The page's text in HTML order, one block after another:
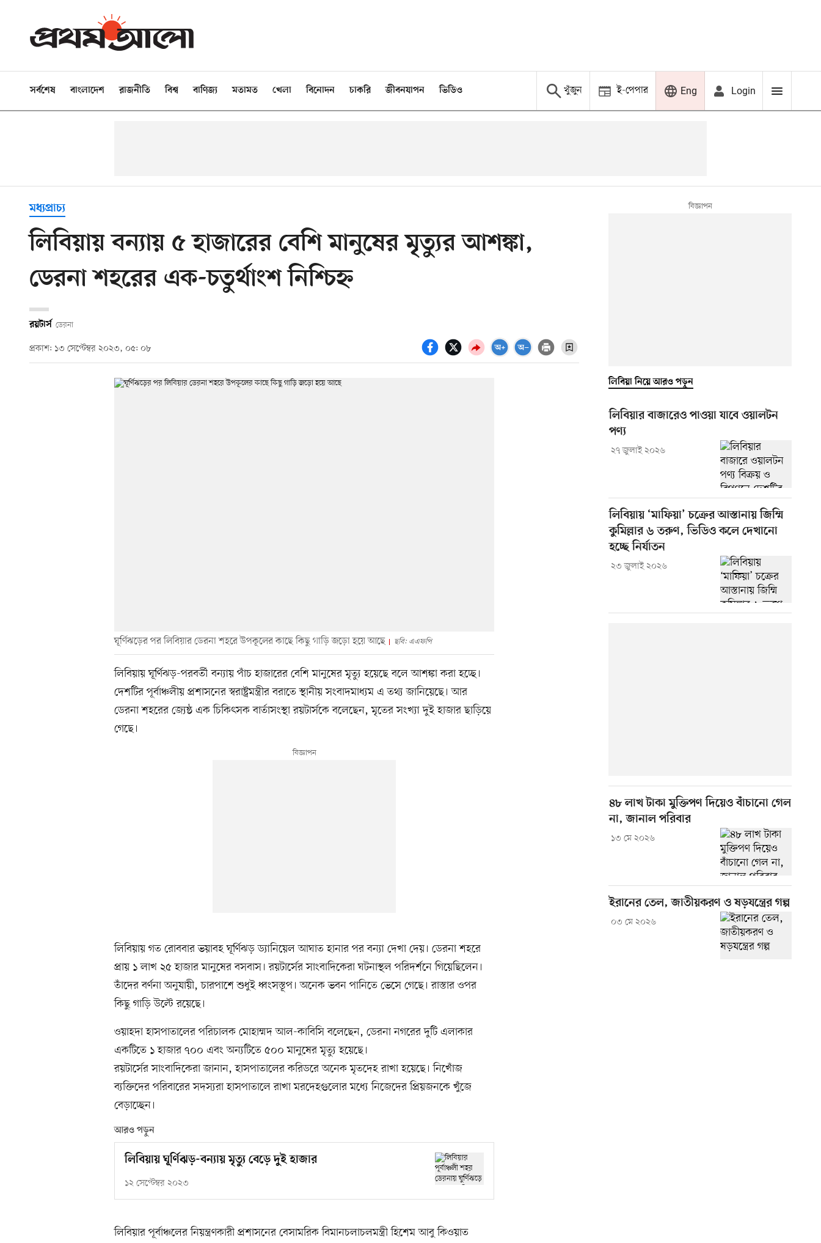
সর্বশেষ বাংলাদেশ রাজনীতি বিশ্ব বাণিজ্য মতামত খেলা বিনোদন চাকরি জীবনযাপন ভিডিও খুঁজুন ই-পেপার Eng Login
মধ্যপ্রাচ্য
লিবিয়ায় বন্যায় ৫ হাজারের বেশি মানুষের মৃত্যুর আশঙ্কা,
ডেরনা শহরের এক-চতুর্থাংশ নিশ্চিহ্ন
রয়টার্স ডেরনা
প্রকাশ: ১৩ সেপ্টেম্বর ২০২৩, ০৫: ০৮
ঘূর্ণিঝড়ের পর লিবিয়ার ডেরনা শহরে উপকূলের কাছে কিছু গাড়ি জড়ো হয়ে আছে ছবি: এএফপি
লিবিয়ায় ঘূর্ণিঝড়-পরবর্তী বন্যায় পাঁচ হাজারের বেশি মানুষের মৃত্যু হয়েছে বলে আশঙ্কা করা হচ্ছে।
দেশটির পূর্বাঞ্চলীয় প্রশাসনের স্বরাষ্ট্রমন্ত্রীর বরাতে স্থানীয় সংবাদমাধ্যম এ তথ্য জানিয়েছে। আর
ডেরনা শহরের জ্যেষ্ঠ এক চিকিৎসক বার্তাসংস্থা রয়টার্সকে বলেছেন, মৃতের সংখ্যা দুই হাজার ছাড়িয়ে
গেছে।
লিবিয়ায় গত রোববার ভয়াবহ ঘূর্ণিঝড় ড্যানিয়েল আঘাত হানার পর বন্যা দেখা দেয়। ডেরনা শহরে
প্রায় ১ লাখ ২৫ হাজার মানুষের বসবাস। রয়টার্সের সাংবাদিকেরা ঘটনাস্থল পরিদর্শনে গিয়েছিলেন।
তাঁদের বর্ণনা অনুযায়ী, চারপাশে শুধুই ধ্বংসস্তূপ। অনেক ভবন পানিতে ভেসে গেছে। রাস্তার ওপর
কিছু গাড়ি উল্টে রয়েছে।
ওয়াহদা হাসপাতালের পরিচালক মোহাম্মদ আল-কাবিসি বলেছেন, ডেরনা নগরের দুটি এলাকার
একটিতে ১ হাজার ৭০০ এবং অন্যটিতে ৫০০ মানুষের মৃত্যু হয়েছে।
রয়টার্সের সাংবাদিকেরা জানান, হাসপাতালের করিডরে অনেক মৃতদেহ রাখা হয়েছে। নিখোঁজ
ব্যক্তিদের পরিবারের সদস্যরা হাসপাতালে রাখা মরদেহগুলোর মধ্যে নিজেদের প্রিয়জনকে খুঁজে
বেড়াচ্ছেন।
আরও পড়ুন
লিবিয়ায় ঘূর্ণিঝড়-বন্যায় মৃত্যু বেড়ে দুই হাজার
১২ সেপ্টেম্বর ২০২৩
লিবিয়ার পূর্বাঞ্চলের নিয়ন্ত্রণকারী প্রশাসনের বেসামরিক বিমানচলাচলমন্ত্রী হিশেম আবু কিওয়াত
লিবিয়া নিয়ে আরও পড়ুন
লিবিয়ার বাজারেও পাওয়া যাবে ওয়ালটন
পণ্য
২৭ জুলাই ২০২৬
লিবিয়ায় ‘মাফিয়া’ চক্রের আস্তানায় জিম্মি
কুমিল্লার ৬ তরুণ, ভিডিও কলে দেখানো
হচ্ছে নির্যাতন
২৩ জুলাই ২০২৬
৪৮ লাখ টাকা মুক্তিপণ দিয়েও বাঁচানো গেল
না, জানাল পরিবার
১৩ মে ২০২৬
ইরানের তেল, জাতীয়করণ ও ষড়যন্ত্রের গল্প
০৩ মে ২০২৬